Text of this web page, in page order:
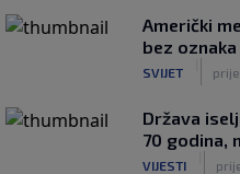
Američki
bez oznaka
SVIJET
Država
70 godina,
VIJESTI